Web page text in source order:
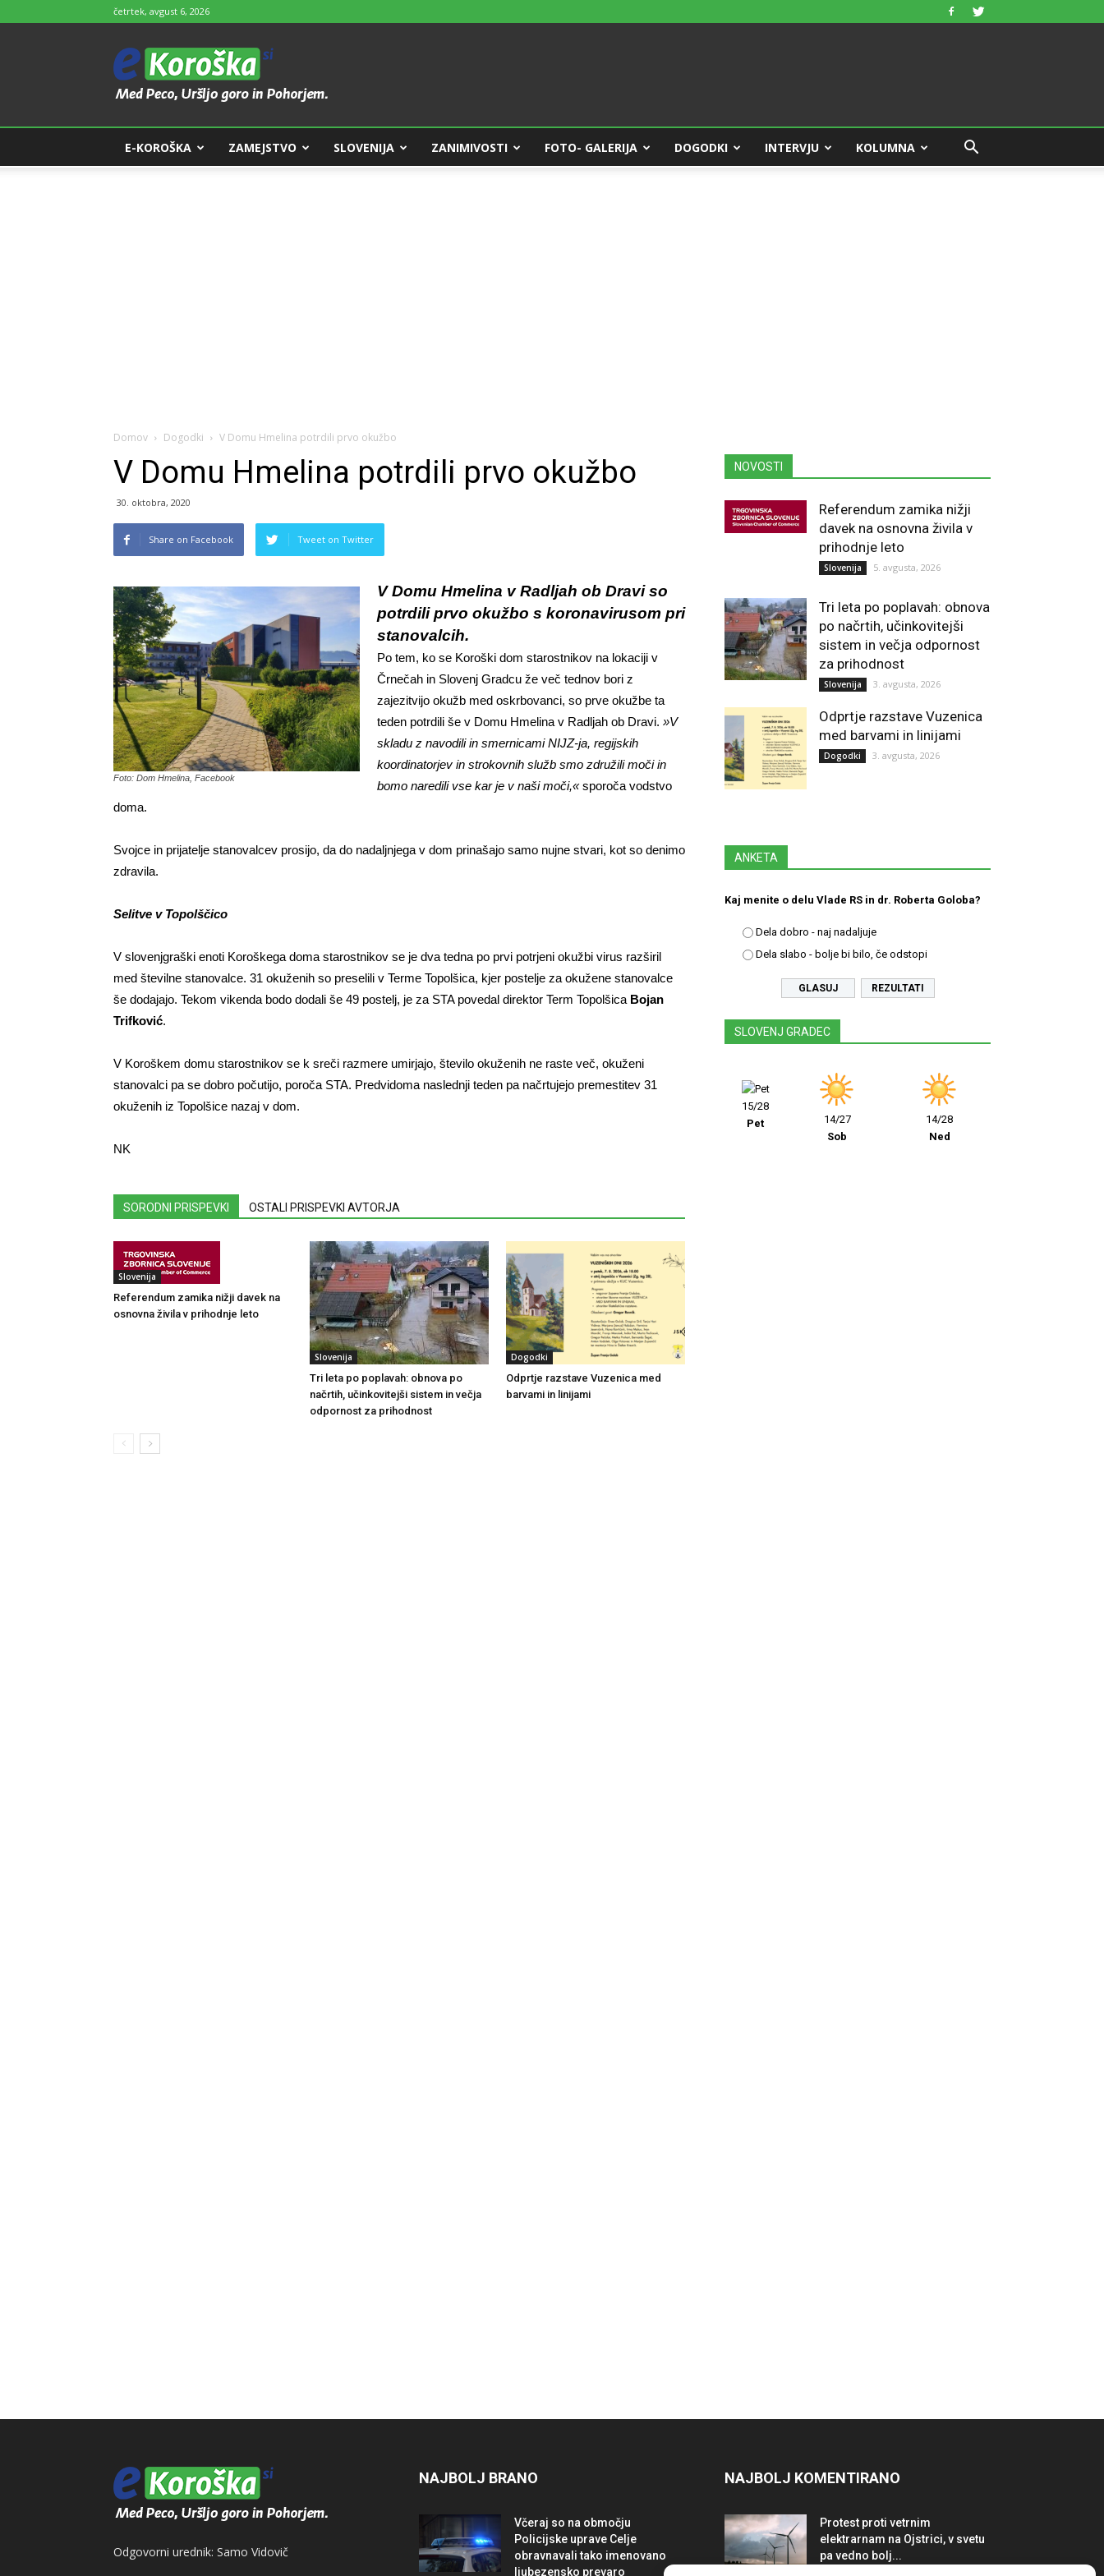
četrtek, avgust 6, 2026
e-
Koroška
E-KOROŠKA ZAMEJSTVO SLOVENIJA ZANIMIVOSTI FOTO- GALERIJA DOGODKI INTERVJU KOLUMNA
Domov Dogodki V Domu Hmelina potrdili prvo okužbo
V Domu Hmelina potrdili prvo okužbo
30. oktobra, 2020
Share on Facebook Tweet on Twitter
Foto: Dom Hmelina, Facebook
V Domu Hmelina v Radljah ob Dravi so
potrdili prvo okužbo s koronavirusom pri
stanovalcih.
Po tem, ko se Koroški dom starostnikov na lokaciji v
Črnečah in Slovenj Gradcu že več tednov bori z
zajezitvijo okužb med oskrbovanci, so prve okužbe ta
teden potrdili še v Domu Hmelina v Radljah ob Dravi. »V
skladu z navodili in smernicami NIJZ-ja, regijskih
koordinatorjev in strokovnih služb smo združili moči in
bomo naredili vse kar je v naši moči,«sporoča vodstvo
doma.
Svojce in prijatelje stanovalcev prosijo, da do nadaljnjega v dom prinašajo samo nujne stvari, kot so denimo
zdravila.
Selitve v Topolščico
V slovenjgraški enoti Koroškega doma starostnikov se je dva tedna po prvi potrjeni okužbi virus razširil
med številne stanovalce. 31 okuženih so preselili v Terme Topolšica, kjer postelje za okužene stanovalce
še dodajajo. Tekom vikenda bodo dodali še 49 postelj, je za STA povedal direktor Term Topolšica Bojan
Trifković.
V Koroškem domu starostnikov se k sreči razmere umirjajo, število okuženih ne raste več, okuženi
stanovalci pa se dobro počutijo, poroča STA. Predvidoma naslednji teden pa načrtujejo premestitev 31
okuženih iz Topolšice nazaj v dom.
NK
SORODNI PRISPEVKI OSTALI PRISPEVKI AVTORJA
Slovenija
Referendum zamika nižji davek na
osnovna živila v prihodnje leto
Slovenija
Tri leta po poplavah: obnova po
načrtih, učinkovitejši sistem in večja
odpornost za prihodnost
Dogodki
Odprtje razstave Vuzenica med
barvami in linijami
NOVOSTI
Referendum zamika nižji
davek na osnovna živila v
prihodnje leto
Slovenija 5. avgusta, 2026
Tri leta po poplavah: obnova
po načrtih, učinkovitejši
sistem in večja odpornost
za prihodnost
Slovenija 3. avgusta, 2026
Odprtje razstave Vuzenica
med barvami in linijami
Dogodki 3. avgusta, 2026
ANKETA
Kaj menite o delu Vlade RS in dr. Roberta Goloba?
Dela dobro - naj nadaljuje
Dela slabo - bolje bi bilo, če odstopi
REZULTATI
SLOVENJ GRADEC
15/28
Pet
14/27
Sob
14/28
Ned
Odgovorni urednik: Samo Vidovič
NAJBOLJ BRANO
Včeraj so na območju
Policijske uprave Celje
obravnavali tako imenovano
ljubezensko prevaro
NAJBOLJ KOMENTIRANO
Protest proti vetrnim
elektrarnam na Ojstrici, v svetu
pa vedno bolj...